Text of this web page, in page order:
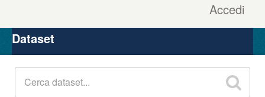
Accedi
Organizzazioni
Gruppi
Dataset